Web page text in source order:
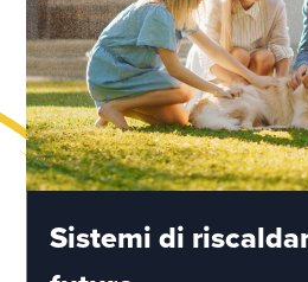
Sistemi di